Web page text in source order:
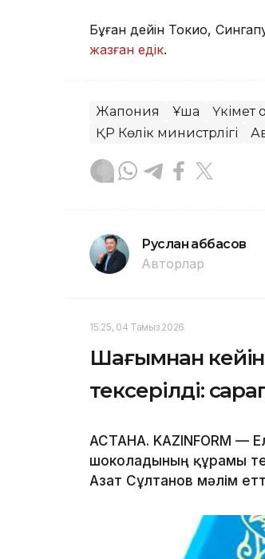
Бұған дейін Токио,
жазған едік.
Жапония Ұшақ Үкімет
ҚР Көлік министрлігі
Руслан Ғаббасов
Авторлар
15:25, 04 Тамыз 2026
Шағымнан
тексерілді:
АСТАНА. KAZINFORM —
шоколадының құрамы
Азат Сұлтанов мәлім